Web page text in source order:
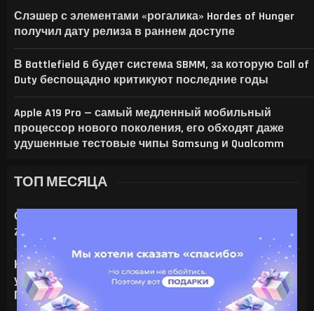
Слэшер с элементами «рогалика» Hordes of Hunger
получил дату релиза в раннем доступе
В Battlefield 6 будет система SBMM, за которую Call of
Duty беспощадно критикуют последние годы
Apple A19 Pro — самый медленный мобильный
процессор нового поколения, его обходят даже
удушенные тестовые чипы Samsung и Qualcomm
ТОП МЕСЯЦА
Стало известно, кто озвучит персонажей Star Wars
Zero Company
На что только не идут ради ИИ — энтузиаст
установил серверную NVIDIA Tesla V100 в игровой
ПК с RTX 4080